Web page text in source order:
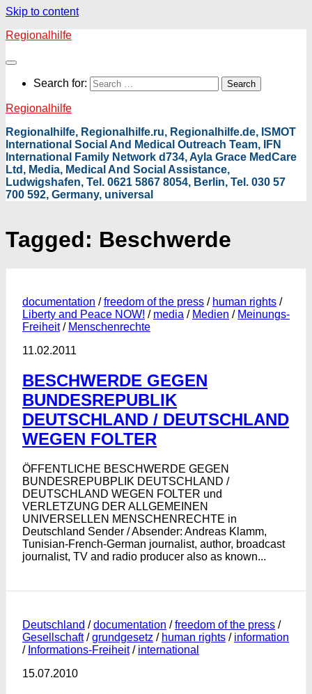
Skip to content
Regionalhilfe
Search for:
Regionalhilfe
Regionalhilfe, Regionalhilfe.ru, Regionalhilfe.de, ISMOT
International Social And Medical Outreach Team, IFN
International Family Network d734, Ayla Grace MedCare
Ltd, Media, Medical And Social Assistance,
Ludwigshafen, Tel. 0621 5867 8054, Berlin, Tel. 030 57
700 592, Germany, universal
Tagged: Beschwerde
documentation /freedom of the press / human rights /
Liberty and Peace NOW! / media / Medien / Meinungs-
Freiheit/ Menschenrechte
11.02.2011
BESCHWERDE GEGEN
BUNDESREPUBLIK
DEUTSCHLAND / DEUTSCHLAND
WEGEN FOLTER
ÖFFENTLICHE BESCHWERDE GEGEN
BUNDESREPUBPLIK DEUTSCHLAND /
DEUTSCHLAND WEGEN FOLTER und
VERLETZUNG DER ALLGEMEINEN
UNIVERSELLEN MENSCHENRECHTE in
Deutschland Sender / Absender: Andreas Klamm,
Tunisian-French-German journalist, author, broadcast
journalist, TV and radio producer also as known...
Deutschland /documentation /freedom of the press /
Gesellschaft/grundgesetz / human rights / information
/ Informations-Freiheit/ international
15.07.2010